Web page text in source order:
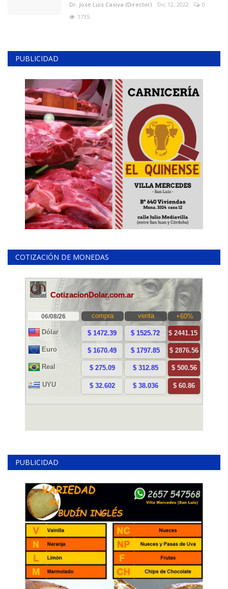
Dr. José Luis Casiva (Director) Dic 12, 2022
0
1735
PUBLICIDAD
COTIZACIÓN DE MONEDAS
PUBLICIDAD